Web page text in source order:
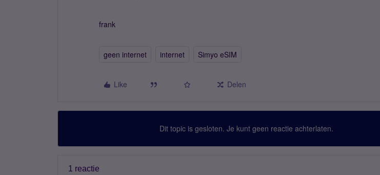
frank
geen internet internet Simyo eSIM
Like Delen
Dit topic is gesloten. Je kunt geen reactie achterlaten.
1 reactie